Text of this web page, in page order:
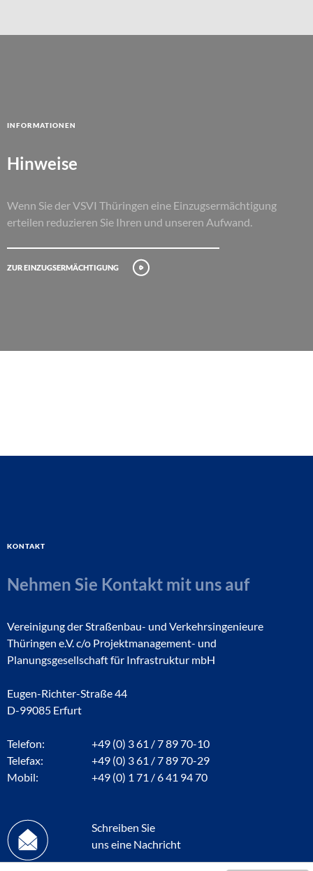
Informationen
Hinweise
Wenn Sie der VSVI Thüringen eine Einzugsermächtigung
erteilen reduzieren Sie Ihren und unseren Aufwand.
Zur Einzugsermächtigung
Kontakt
Nehmen Sie Kontakt mit uns auf
Vereinigung der Straßenbau- und Verkehrsingenieure
Thüringen e.V. c/o Projektmanagement- und
Planungsgesellschaft für Infrastruktur mbH
Eugen-Richter-Straße 44
D-99085 Erfurt
Telefon:
+49 (0) 3 61 / 7 89 70-10
Telefax:
+49 (0) 3 61 / 7 89 70-29
Mobil:
+49 (0) 1 71 / 6 41 94 70
Schreiben Sie
uns eine Nachricht